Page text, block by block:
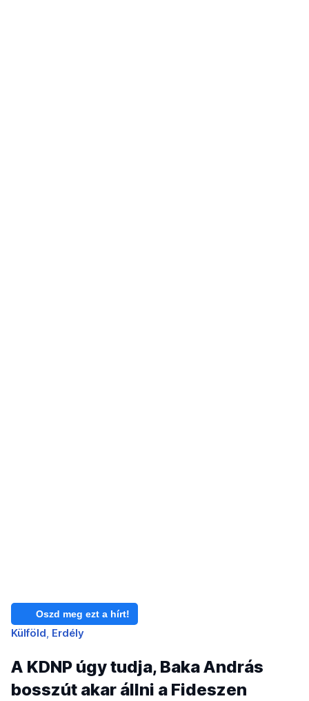
Oszd meg ezt a hírt!
Külföld Erdély
A KDNP úgy tudja, Baka András
bosszút akar állni a Fideszen